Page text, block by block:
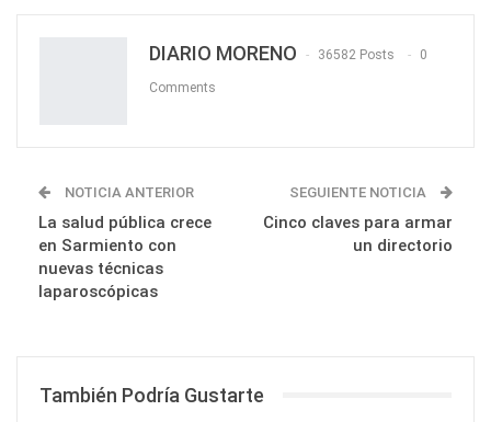
DIARIO MORENO 36582 Posts 0
Comments
NOTICIA ANTERIOR
La salud pública crece
en Sarmiento con
nuevas técnicas
laparoscópicas
SEGUIENTE NOTICIA
Cinco claves para armar
un directorio
También Podría Gustarte